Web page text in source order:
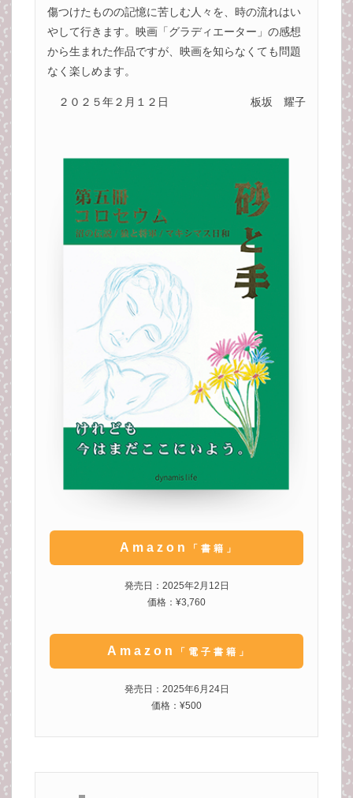
傷つけたものの記憶に苦しむ人々を、時の流れはい
やして行きます。映画「グラディエーター」の感想
から生まれた作品ですが、映画を知らなくても問題
なく楽しめます。
２０２５年２月１２日 板坂 耀子
Amazon 「書籍」
発売日：2025年2月12日
価格：¥3,760
Amazon 「電子書籍」
発売日：2025年6月24日
価格：¥500